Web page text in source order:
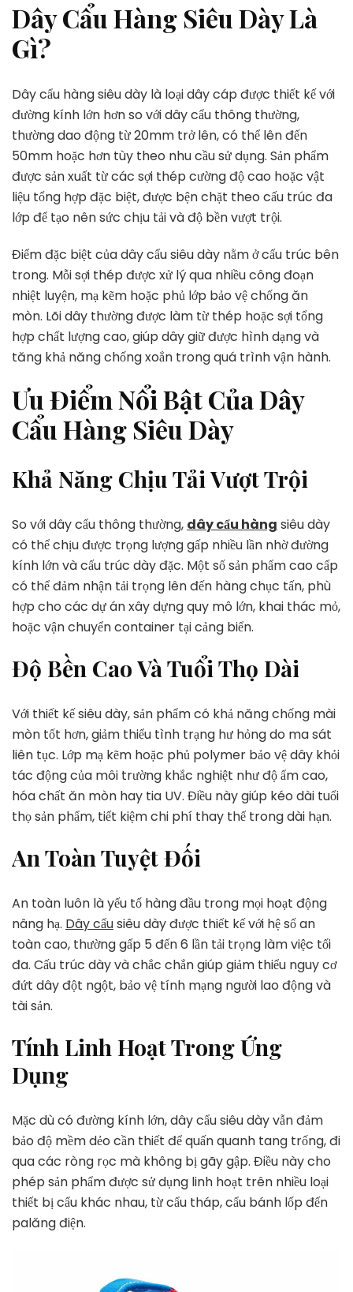
Dây Cẩu Hàng Siêu Dày Là
Gì?
Dây cẩu hàng siêu dày là loại dây cáp được thiết kế với
đường kính lớn hơn so với dây cẩu thông thường,
thường dao động từ 20mm trở lên, có thể lên đến
50mm hoặc hơn tùy theo nhu cầu sử dụng. Sản phẩm
được sản xuất từ các sợi thép cường độ cao hoặc vật
liệu tổng hợp đặc biệt, được bện chặt theo cấu trúc đa
lớp để tạo nên sức chịu tải và độ bền vượt trội.
Điểm đặc biệt của dây cẩu siêu dày nằm ở cấu trúc bên
trong. Mỗi sợi thép được xử lý qua nhiều công đoạn
nhiệt luyện, mạ kẽm hoặc phủ lớp bảo vệ chống ăn
mòn. Lõi dây thường được làm từ thép hoặc sợi tổng
hợp chất lượng cao, giúp dây giữ được hình dạng và
tăng khả năng chống xoắn trong quá trình vận hành.
Ưu Điểm Nổi Bật Của Dây
Cẩu Hàng Siêu Dày
Khả Năng Chịu Tải Vượt Trội
So với dây cẩu thông thường, dây cẩu hàng siêu dày
có thể chịu được trọng lượng gấp nhiều lần nhờ đường
kính lớn và cấu trúc dày đặc. Một số sản phẩm cao cấp
có thể đảm nhận tải trọng lên đến hàng chục tấn, phù
hợp cho các dự án xây dựng quy mô lớn, khai thác mỏ,
hoặc vận chuyển container tại cảng biển.
Độ Bền Cao Và Tuổi Thọ Dài
Với thiết kế siêu dày, sản phẩm có khả năng chống mài
mòn tốt hơn, giảm thiểu tình trạng hư hỏng do ma sát
liên tục. Lớp mạ kẽm hoặc phủ polymer bảo vệ dây khỏi
tác động của môi trường khắc nghiệt như độ ẩm cao,
hóa chất ăn mòn hay tia UV. Điều này giúp kéo dài tuổi
thọ sản phẩm, tiết kiệm chi phí thay thế trong dài hạn.
An Toàn Tuyệt Đối
An toàn luôn là yếu tố hàng đầu trong mọi hoạt động
nâng hạ. Dây cẩusiêu dày được thiết kế với hệ số an
toàn cao, thường gấp 5 đến 6 lần tải trọng làm việc tối
đa. Cấu trúc dày và chắc chắn giúp giảm thiểu nguy cơ
đứt dây đột ngột, bảo vệ tính mạng người lao động và
tài sản.
Tính Linh Hoạt Trong Ứng
Dụng
Mặc dù có đường kính lớn, dây cẩu siêu dày vẫn đảm
bảo độ mềm dẻo cần thiết để quấn quanh tang trống, đi
qua các ròng rọc mà không bị gãy gập. Điều này cho
phép sản phẩm được sử dụng linh hoạt trên nhiều loại
thiết bị cẩu khác nhau, từ cẩu tháp, cẩu bánh lốp đến
palăng điện.